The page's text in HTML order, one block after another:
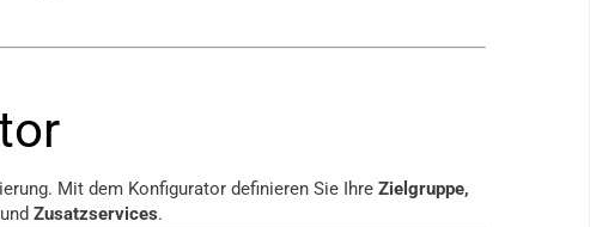
Mit dem Konfigurator definieren Sie Ihre Zielgruppe,
und Zusatzservices.